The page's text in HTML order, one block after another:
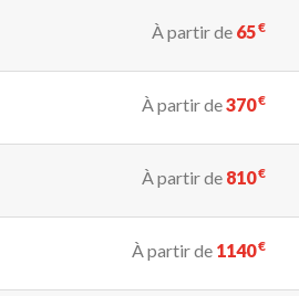
À partir de 65€
À partir de370€
À partir de 810€
À partir de 1140€